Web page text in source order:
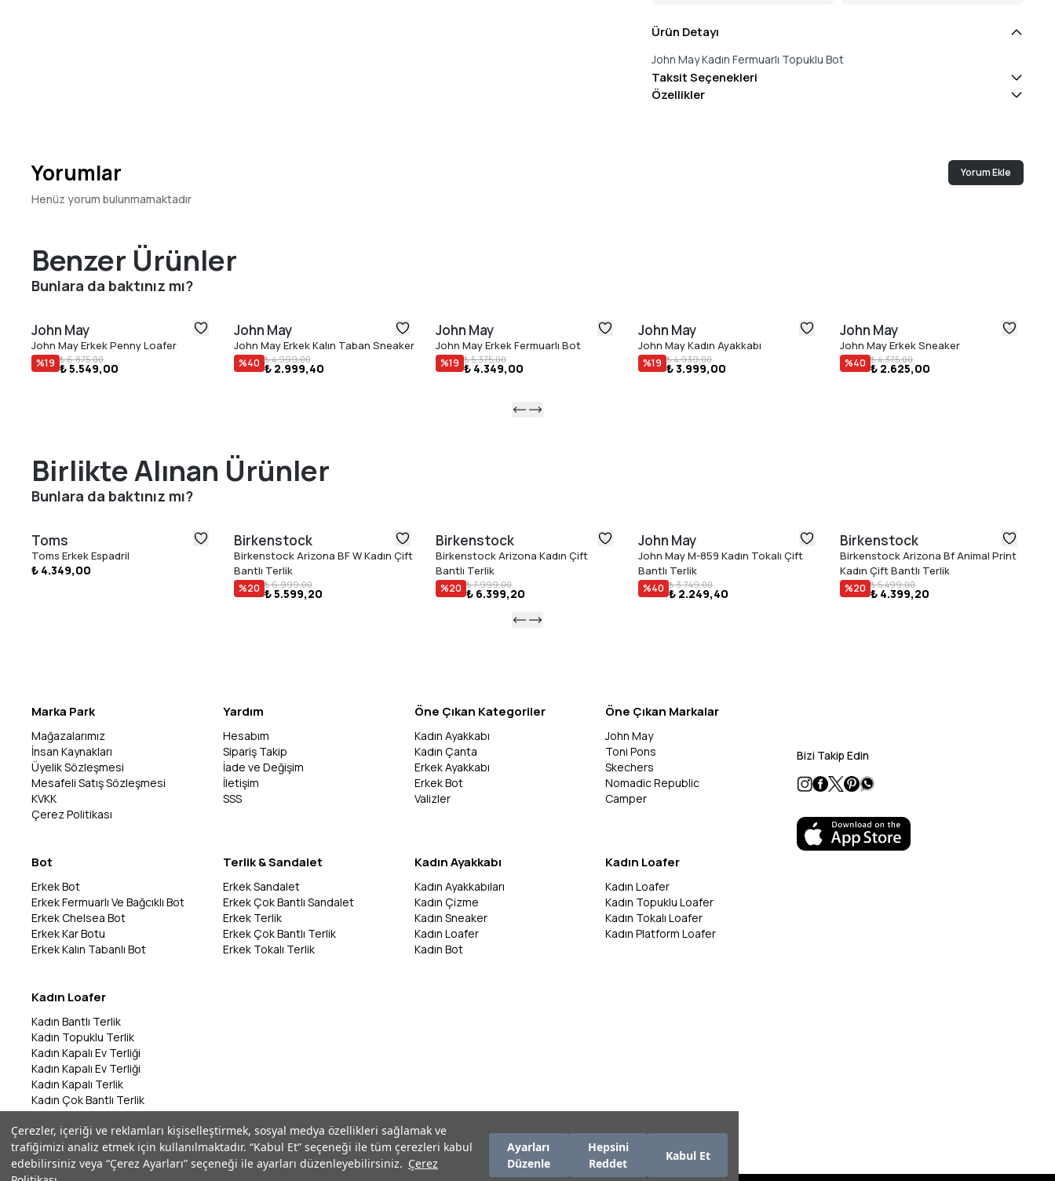
Çerezler, içeriği ve reklamları kişiselleştirmek, sosyal medya özellikleri sağlamak ve
trafiğimizi analiz etmek için kullanılmaktadır. “Kabul Et” seçeneği ile tüm çerezleri kabul
edebilirsiniz veya “Çerez Ayarları” seçeneği ile ayarları düzenleyebilirsiniz. Çerez
Ayarları
Düzenle
Hepsini
Reddet
Kabul Et
Ürün Detayı
John May Kadın Fermuarlı Topuklu Bot
Taksit Seçenekleri
Özellikler
Yorumlar Yorum Ekle
Henüz yorum bulunmamaktadır
Benzer Ürünler
Bunlara da baktınız mı?
John May
John May Erkek Penny Loafer
%19 ₺ 6.875,00
₺ 5.549,00
John May
John May Erkek Kalın Taban Sneaker
%40 ₺ 4.999,00
₺ 2.999,40
John May
John May Erkek Fermuarlı Bot
%19 ₺ 5.375,00
₺ 4.349,00
John May
John May Kadın Ayakkabı
%19 ₺ 4.939,00
₺ 3.999,00
John May
John May Erkek Sneaker
%40 ₺ 4.375,00
₺ 2.625,00
Birlikte Alınan Ürünler
Bunlara da baktınız mı?
Toms
Toms Erkek Espadril
₺ 4.349,00
Birkenstock
Birkenstock Arizona BF W Kadın Çift
Bantlı Terlik
%20 ₺ 6.999,00
₺ 5.599,20
Birkenstock
Birkenstock Arizona Kadın Çift
Bantlı Terlik
%20 ₺ 7.999,00
₺ 6.399,20
John May
John May M-859 Kadın Tokalı Çift
Bantlı Terlik
%40 ₺ 3.749,00
₺ 2.249,40
Birkenstock
Birkenstock Arizona Bf Animal Print
Kadın Çift Bantlı Terlik
%20 ₺ 5.499,00
₺ 4.399,20
Marka Park
Mağazalarımız
İnsan Kaynakları
Üyelik Sözleşmesi
Mesafeli Satış Sözleşmesi
KVKK
Çerez Politikası
Yardım
Hesabım
Sipariş Takip
İade ve Değişim
İletişim
SSS
Öne Çıkan Kategoriler
Kadın Ayakkabı
Kadın Çanta
Erkek Ayakkabı
Erkek Bot
Valizler
Öne Çıkan Markalar
John May
Toni Pons
Skechers
Nomadic Republic
Camper
Bot
Erkek Bot
Erkek Fermuarlı Ve Bağcıklı Bot
Erkek Chelsea Bot
Erkek Kar Botu
Erkek Kalın Tabanlı Bot
Terlik & Sandalet
Erkek Sandalet
Erkek Çok Bantlı Sandalet
Erkek Terlik
Erkek Çok Bantlı Terlik
Erkek Tokalı Terlik
Kadın Ayakkabı
Kadın Ayakkabıları
Kadın Çizme
Kadın Sneaker
Kadın Loafer
Kadın Bot
Kadın Loafer
Kadın Loafer
Kadın Topuklu Loafer
Kadın Tokalı Loafer
Kadın Platform Loafer
Kadın Loafer
Kadın Bantlı Terlik
Kadın Topuklu Terlik
Kadın Kapalı Ev Terliği
Kadın Kapalı Ev Terliği
Kadın Kapalı Terlik
Kadın Çok Bantlı Terlik
Kadın Bantlı Terlik
Kadın Çok Bantlı Terlik
Kadın Parmak Arası Terlik
Bizi Takip Edin